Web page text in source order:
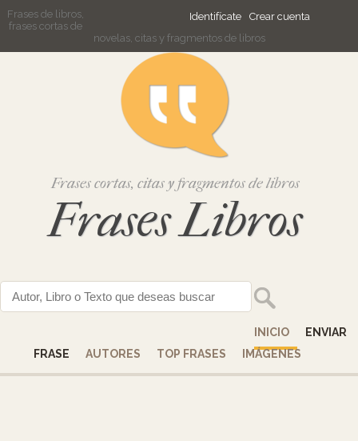
Identifícate Crear cuenta
Frases de libros,
frases cortas de
novelas, citas y fragmentos de libros
Frases cortas, citas y fragmentos de libros
Frases Libros
INICIO
ENVIAR
FRASE
AUTORES TOP FRASES IMÁGENES